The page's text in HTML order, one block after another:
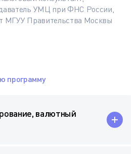
УМЦ при ФНС России,
МГУУ Правительства Москвы
программу
валютный